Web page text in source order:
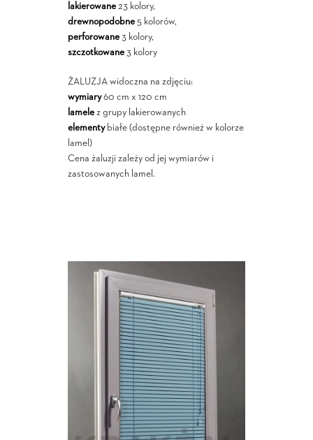
lakierowane23 kolory,
drewnopodobne5 kolorów,
perforowane3 kolory,
szczotkowane3 kolory
ŻALUZJA widoczna na zdjęciu:
wymiary60 cm x 120 cm
lamelez grupy lakierowanych
elementybiałe (dostępne również w kolorze
lamel)
Cena żaluzji zależy od jej wymiarów i
zastosowanych lamel.